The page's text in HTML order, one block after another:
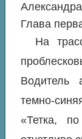
Глава
На
Водитель
темно-
«Тетка,